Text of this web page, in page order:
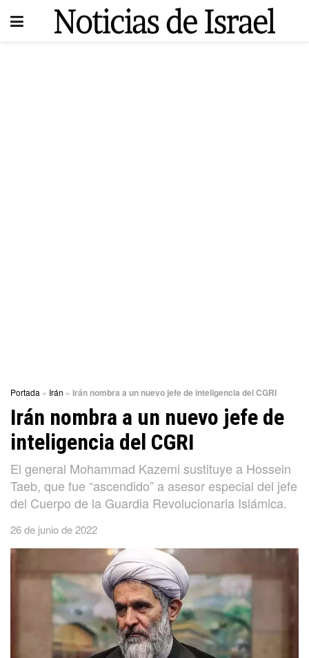
Portada » Irán » Irán nombra a un nuevo jefe de inteligencia del CGRI
Irán nombra a un nuevo jefe de
inteligencia del CGRI
El general Mohammad Kazemi sustituye a Hossein
Taeb, que fue “ascendido” a asesor especial del jefe
del Cuerpo de la Guardia Revolucionaria Islámica.
26 de junio de 2022